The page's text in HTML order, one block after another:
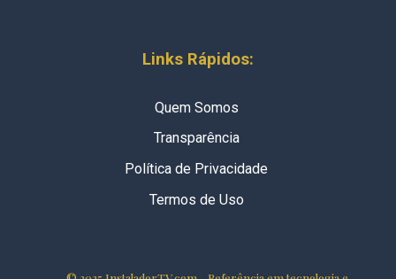
Links Rápidos:
Quem Somos
Transparência
Política de Privacidade
Termos de Uso